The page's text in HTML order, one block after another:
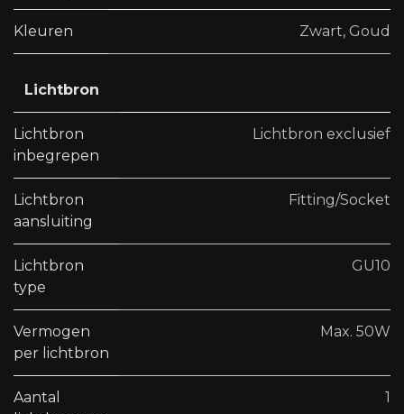
Kleuren Zwart, Goud
Lichtbron
Lichtbron
inbegrepen
Lichtbron exclusief
Lichtbron
aansluiting
Fitting/Socket
Lichtbron
type
GU10
Vermogen
per lichtbron
Max. 50W
Aantal
1